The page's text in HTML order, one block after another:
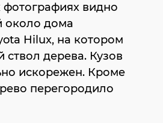
видно
около дома
Hilux, на котором
дерева. Кузов
искорежен. Кроме
перегородило